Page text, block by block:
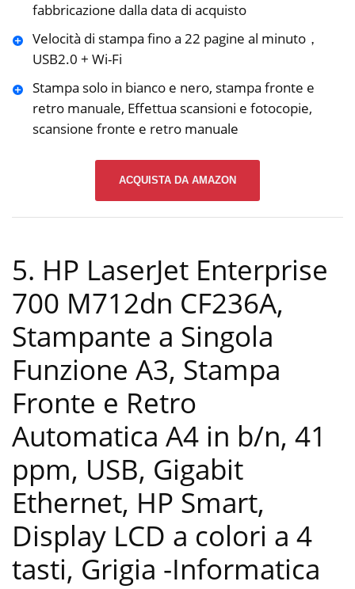
fabbricazione dalla data di acquisto
Velocità di stampa fino a 22 pagine al minuto，
USB2.0 + Wi-Fi
Stampa solo in bianco e nero, stampa fronte e
retro manuale, Effettua scansioni e fotocopie,
scansione fronte e retro manuale
ACQUISTA DA AMAZON
5. HP LaserJet Enterprise
700 M712dn CF236A,
Stampante a Singola
Funzione A3, Stampa
Fronte e Retro
Automatica A4 in b/n, 41
ppm, USB, Gigabit
Ethernet, HP Smart,
Display LCD a colori a 4
tasti, Grigia -Informatica